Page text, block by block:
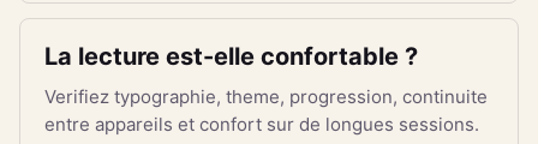
La lecture est-elle confortable ?
Verifiez typographie, theme, progression, continuite
entre appareils et confort sur de longues sessions.